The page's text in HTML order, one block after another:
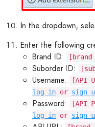
In the dropdown,
Enter the following
Brand ID:
[brand
Suborder ID:
Username:
[API
log in or sign
Password:
[API
log in or sign